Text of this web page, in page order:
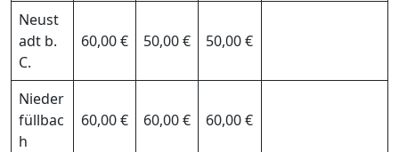
Neust
adt b.
C.
60,00 € 50,00 € 50,00 €
Nieder
füllbac
h
60,00 € 60,00 € 60,00 €